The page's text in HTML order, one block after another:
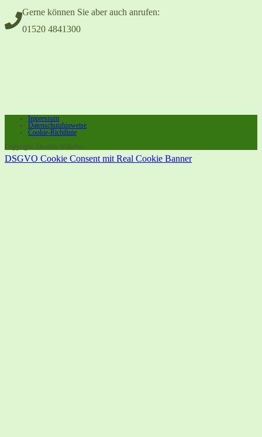
Gerne können Sie aber auch anrufen:
01520 4841300
Impressum
Datenschutzhinweise
Cookie-Richtlinie
Copyright: Daniela Wilhelm
DSGVO Cookie Consent mit Real Cookie Banner